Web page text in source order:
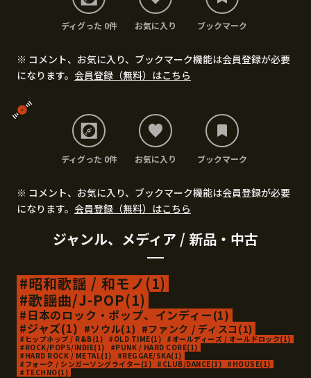
ディグった 0件 お気に入り ブックマーク
※ コメント、お気に入り、ブックマーク機能は会員登録が必要
になります。 会員登録（無料）はこちら
ディグった 0件 お気に入り ブックマーク
※ コメント、お気に入り、ブックマーク機能は会員登録が必要
になります。 会員登録（無料）はこちら
ジャンル、メディア / 新品・中古
昭和歌謡 / 和モノ(1)
歌謡曲/J-POP(1)
日本のロック・ポップ、インディー(1)
ジャズ(1) ソウル(1) ファンク / ディスコ(1)
ヒップホップ / R&B(1) OLD TIME(1)
オールディーズ / オールドロック(1)
ROCK/POPS/INDIE(1)
PUNK / HARD CORE(1)
HARD ROCK / METAL(1)
REGGAE/SKA(1)
フォーク / シンガーソングライター(1)
CLUB/DANCE(1)
HOUSE(1)
TECHNO(1)